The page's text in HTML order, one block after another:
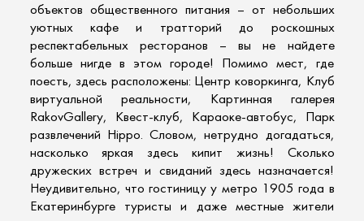
объектов общественного питания – от небольших
уютных кафе и тратторий до роскошных
респектабельных ресторанов – вы не найдете
больше нигде в этом городе! Помимо мест, где
поесть, здесь расположены: Центр коворкинга, Клуб
виртуальной реальности, Картинная галерея
RakovGallery, Квест-клуб, Караоке-автобус, Парк
развлечений Hippo. Словом, нетрудно догадаться,
насколько яркая здесь кипит жизнь! Сколько
дружеских встреч и свиданий здесь назначается!
Неудивительно, что гостиницу у метро 1905 года в
Екатеринбурге туристы и даже местные жители